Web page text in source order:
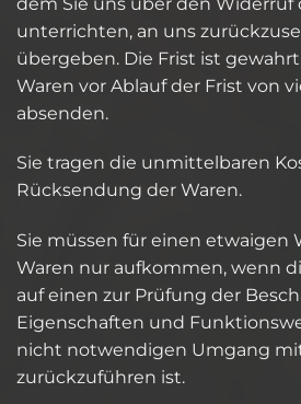
unterrichten, an uns
übergeben. Die Frist ist
Waren vor Ablauf der Frist von
absenden.
Sie tragen die unmittelbaren
Rücksendung der Waren.
Sie müssen für einen etwaigen
Waren nur aufkommen, wenn
auf einen zur Prüfung der
Eigenschaften und
nicht notwendigen Umgang
zurückzuführen ist.